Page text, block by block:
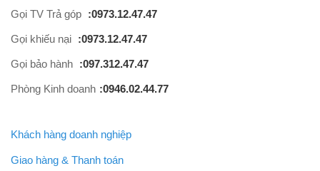
Gọi TV Trả góp :0973.12.47.47
Gọi khiếu nại :0973.12.47.47
Gọi bảo hành :097.312.47.47
Phòng Kinh doanh :0946.02.44.77
Khách hàng doanh nghiệp
Giao hàng & Thanh toán